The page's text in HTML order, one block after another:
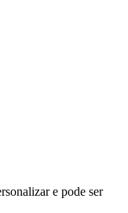
e pode ser